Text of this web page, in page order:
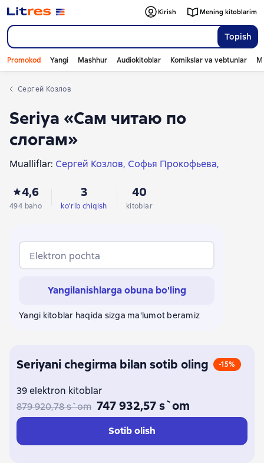
Topish
Kirish Mening kitoblarim
Promokod Yangi Mashhur Audiokitoblar Komikslar va vebtunlar
Сергей Козлов
Seriya «Сам читаю по
слогам»
Mualliflar: Сергей Козлов Софья Прокофьева
Валентин Катаев
Виктор Драгунский
Сергей Михалков Корней Чуковский
Михаил Пришвин
Дмитрий Мамин-Сибиряк
Михаил Зощенко Константин Ушинский
Беатрис Поттер Наталия Немцова
4,6
494 baho
3
ko'rib chiqish
40
kitoblar
Elektron pochta
Yangilanishlarga obuna bo'ling
Yangi kitoblar haqida sizga ma'lumot beramiz
Seriyani chegirma bilan sotib oling -15%
39 elektron kitoblar
879 920,78 s`om 747 932,57 s`om
Sotib olish